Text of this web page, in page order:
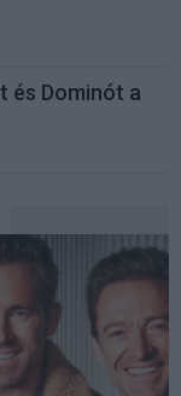
és Dominót a